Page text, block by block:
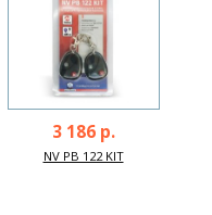
3 186 р.
NV PB 122 KIT